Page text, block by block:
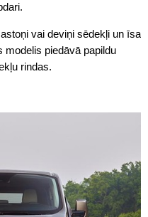
vai deviņi sēdekļi un īsa
modelis piedāvā papildu
rindas.